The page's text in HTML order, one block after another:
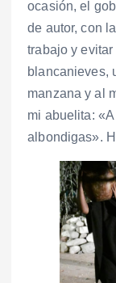
ocasión, el
de autor, con
trabajo y
blancanieves,
manzana y al
mi abuelita:
albondigas».